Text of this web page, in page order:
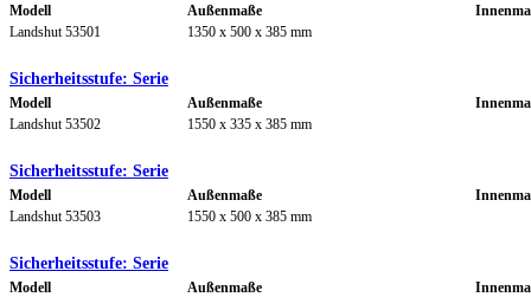
Modell Außenmaße
Landshut 53501
1350 x 500 x 385 mm
Sicherheitsstufe: Serie
Modell Außenmaße
Landshut 53502
1550 x 335 x 385 mm
Sicherheitsstufe: Serie
Modell Außenmaße
Landshut 53503
1550 x 500 x 385 mm
Sicherheitsstufe: Serie
Modell Außenmaße